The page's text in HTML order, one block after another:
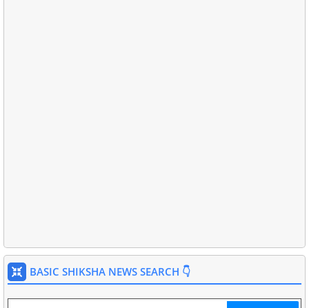
BASIC SHIKSHA NEWS SEARCH 👇